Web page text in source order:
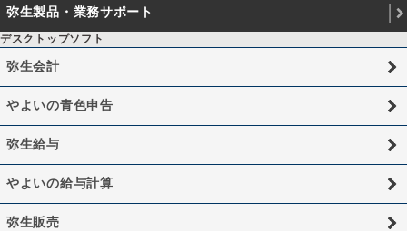
弥生製品・業務サポート
デスクトップソフト
弥生会計
やよいの青色申告
弥生給与
やよいの給与計算
弥生販売